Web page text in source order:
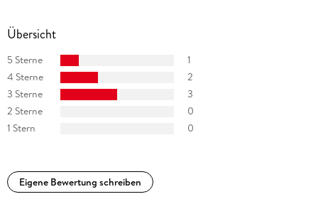
Übersicht
5 Sterne
1
4 Sterne
2
3 Sterne
3
2 Sterne
0
1 Stern
0
Eigene Bewertung schreiben